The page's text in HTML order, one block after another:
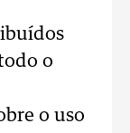
o
o uso